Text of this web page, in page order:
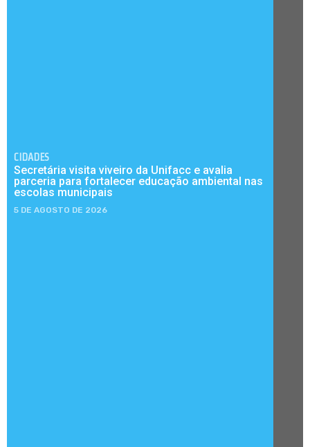
CIDADES
Secretária visita viveiro da Unifacc e avalia
parceria para fortalecer educação ambiental nas
escolas municipais
5 DE AGOSTO DE 2026